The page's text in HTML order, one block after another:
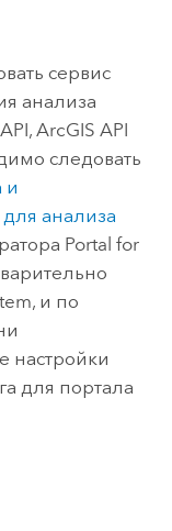
сервис
анализа
ArcGIS API
следовать
и
анализа
Portal for
и по
настройки
для портала